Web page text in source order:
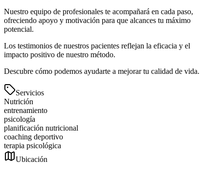
Nuestro equipo de profesionales te acompañará en cada paso,
ofreciendo apoyo y motivación para que alcances tu máximo
potencial.
Los testimonios de nuestros pacientes reflejan la eficacia y el
impacto positivo de nuestro método.
Descubre cómo podemos ayudarte a mejorar tu calidad de vida.
Servicios
Nutrición
entrenamiento
psicología
planificación nutricional
coaching deportivo
terapia psicológica
Ubicación